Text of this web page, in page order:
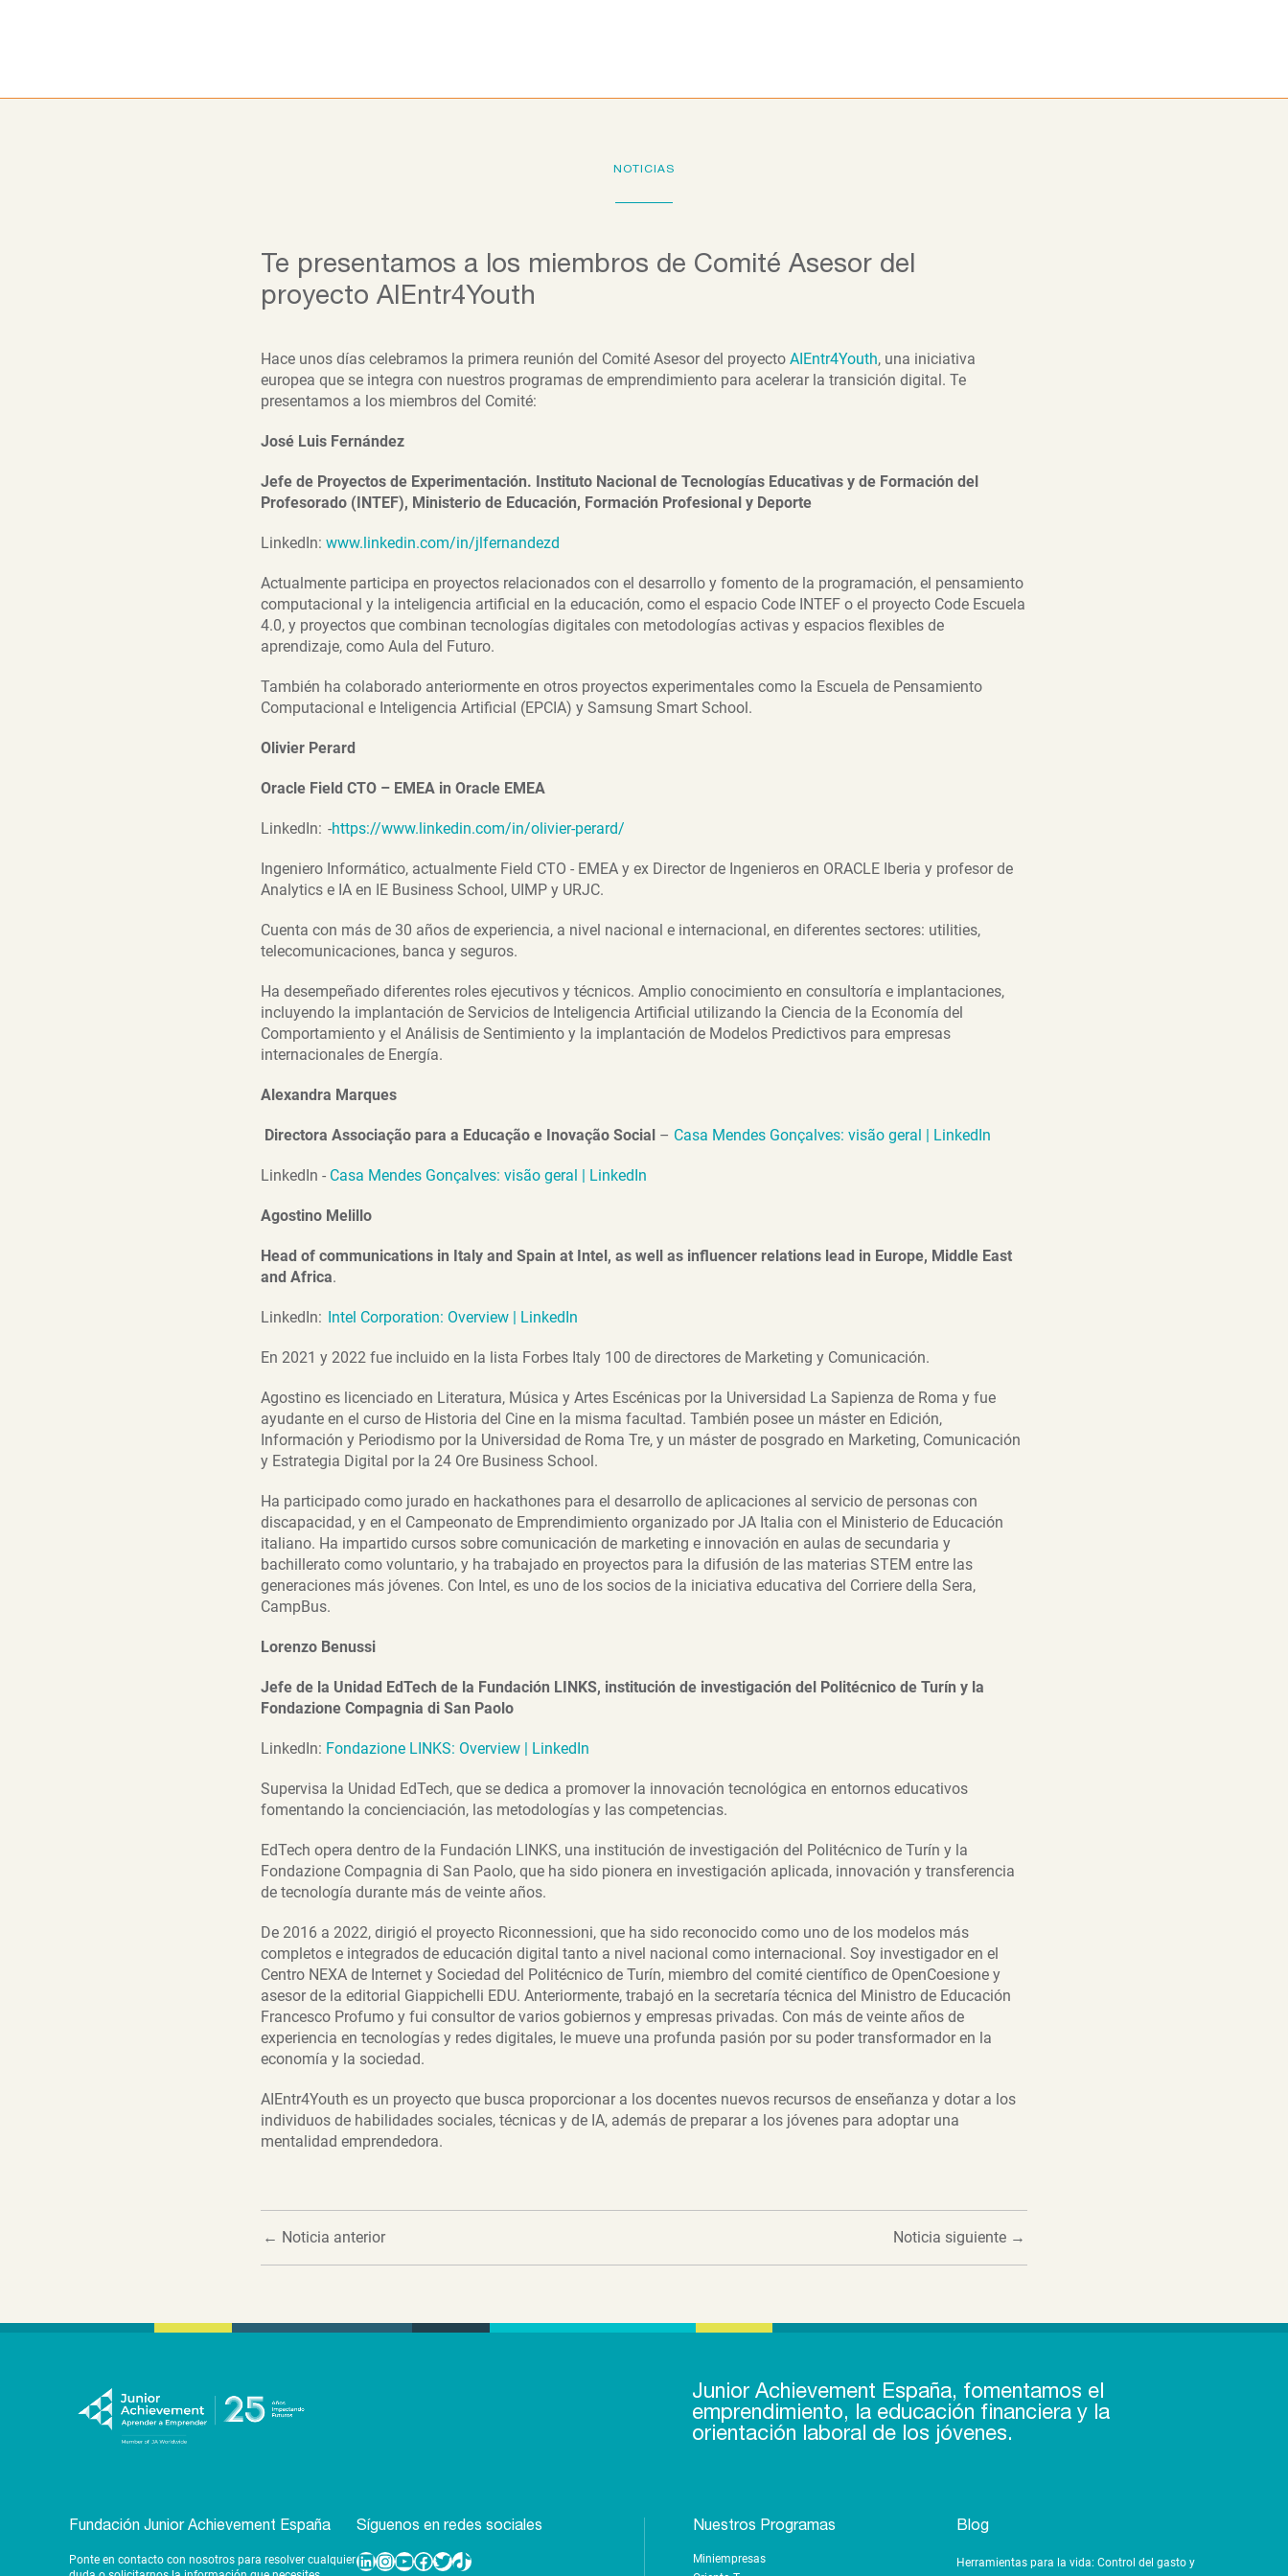
NOTICIAS
Te presentamos a los miembros de Comité Asesor del
proyecto AIEntr4Youth
Hace unos días celebramos la primera reunión del Comité Asesor del proyecto AIEntr4Youth, una iniciativa
europea que se integra con nuestros programas de emprendimiento para acelerar la transición digital. Te
presentamos a los miembros del Comité:
José Luis Fernández
Jefe de Proyectos de Experimentación. Instituto Nacional de Tecnologías Educativas y de Formación del
Profesorado (INTEF), Ministerio de Educación, Formación Profesional y Deporte
LinkedIn: www.linkedin.com/in/jlfernandezd
Actualmente participa en proyectos relacionados con el desarrollo y fomento de la programación, el pensamiento
computacional y la inteligencia artificial en la educación, como el espacio Code INTEF o el proyecto Code Escuela
4.0, y proyectos que combinan tecnologías digitales con metodologías activas y espacios flexibles de
aprendizaje, como Aula del Futuro.
También ha colaborado anteriormente en otros proyectos experimentales como la Escuela de Pensamiento
Computacional e Inteligencia Artificial (EPCIA) y Samsung Smart School.
Olivier Perard
Oracle Field CTO – EMEA in Oracle EMEA
LinkedIn: -https://www.linkedin.com/in/olivier-perard/
Ingeniero Informático, actualmente Field CTO - EMEA y ex Director de Ingenieros en ORACLE Iberia y profesor de
Analytics e IA en IE Business School, UIMP y URJC.
Cuenta con más de 30 años de experiencia, a nivel nacional e internacional, en diferentes sectores: utilities,
telecomunicaciones, banca y seguros.
Ha desempeñado diferentes roles ejecutivos y técnicos. Amplio conocimiento en consultoría e implantaciones,
incluyendo la implantación de Servicios de Inteligencia Artificial utilizando la Ciencia de la Economía del
Comportamiento y el Análisis de Sentimiento y la implantación de Modelos Predictivos para empresas
internacionales de Energía.
Alexandra Marques
Directora Associação para a Educação e Inovação Social – Casa Mendes Gonçalves: visão geral | LinkedIn
LinkedIn - Casa Mendes Gonçalves: visão geral | LinkedIn
Agostino Melillo
Head of communications in Italy and Spain at Intel, as well as influencer relations lead in Europe, Middle East
and Africa.
LinkedIn: Intel Corporation: Overview | LinkedIn
En 2021 y 2022 fue incluido en la lista Forbes Italy 100 de directores de Marketing y Comunicación.
Agostino es licenciado en Literatura, Música y Artes Escénicas por la Universidad La Sapienza de Roma y fue
ayudante en el curso de Historia del Cine en la misma facultad. También posee un máster en Edición,
Información y Periodismo por la Universidad de Roma Tre, y un máster de posgrado en Marketing, Comunicación
y Estrategia Digital por la 24 Ore Business School.
Ha participado como jurado en hackathones para el desarrollo de aplicaciones al servicio de personas con
discapacidad, y en el Campeonato de Emprendimiento organizado por JA Italia con el Ministerio de Educación
italiano. Ha impartido cursos sobre comunicación de marketing e innovación en aulas de secundaria y
bachillerato como voluntario, y ha trabajado en proyectos para la difusión de las materias STEM entre las
generaciones más jóvenes. Con Intel, es uno de los socios de la iniciativa educativa del Corriere della Sera,
CampBus.
Lorenzo Benussi
Jefe de la Unidad EdTech de la Fundación LINKS, institución de investigación del Politécnico de Turín y la
Fondazione Compagnia di San Paolo
LinkedIn: Fondazione LINKS: Overview | LinkedIn
Supervisa la Unidad EdTech, que se dedica a promover la innovación tecnológica en entornos educativos
fomentando la concienciación, las metodologías y las competencias.
EdTech opera dentro de la Fundación LINKS, una institución de investigación del Politécnico de Turín y la
Fondazione Compagnia di San Paolo, que ha sido pionera en investigación aplicada, innovación y transferencia
de tecnología durante más de veinte años.
De 2016 a 2022, dirigió el proyecto Riconnessioni, que ha sido reconocido como uno de los modelos más
completos e integrados de educación digital tanto a nivel nacional como internacional. Soy investigador en el
Centro NEXA de Internet y Sociedad del Politécnico de Turín, miembro del comité científico de OpenCoesione y
asesor de la editorial Giappichelli EDU. Anteriormente, trabajó en la secretaría técnica del Ministro de Educación
Francesco Profumo y fui consultor de varios gobiernos y empresas privadas. Con más de veinte años de
experiencia en tecnologías y redes digitales, le mueve una profunda pasión por su poder transformador en la
economía y la sociedad.
AIEntr4Youth es un proyecto que busca proporcionar a los docentes nuevos recursos de enseñanza y dotar a los
individuos de habilidades sociales, técnicas y de IA, además de preparar a los jóvenes para adoptar una
mentalidad emprendedora.
← Noticia anterior Noticia siguiente →
Junior Achievement España, fomentamos el
emprendimiento, la educación financiera y la
orientación laboral de los jóvenes.
Fundación Junior Achievement España
Ponte en contacto con nosotros para resolver cualquier
Síguenos en redes sociales
Linkedin Instagram YouTube Facebook Twitter TikTok
Nuestros Programas
Miniempresas
Blog
Herramientas para la vida: Control del gasto y